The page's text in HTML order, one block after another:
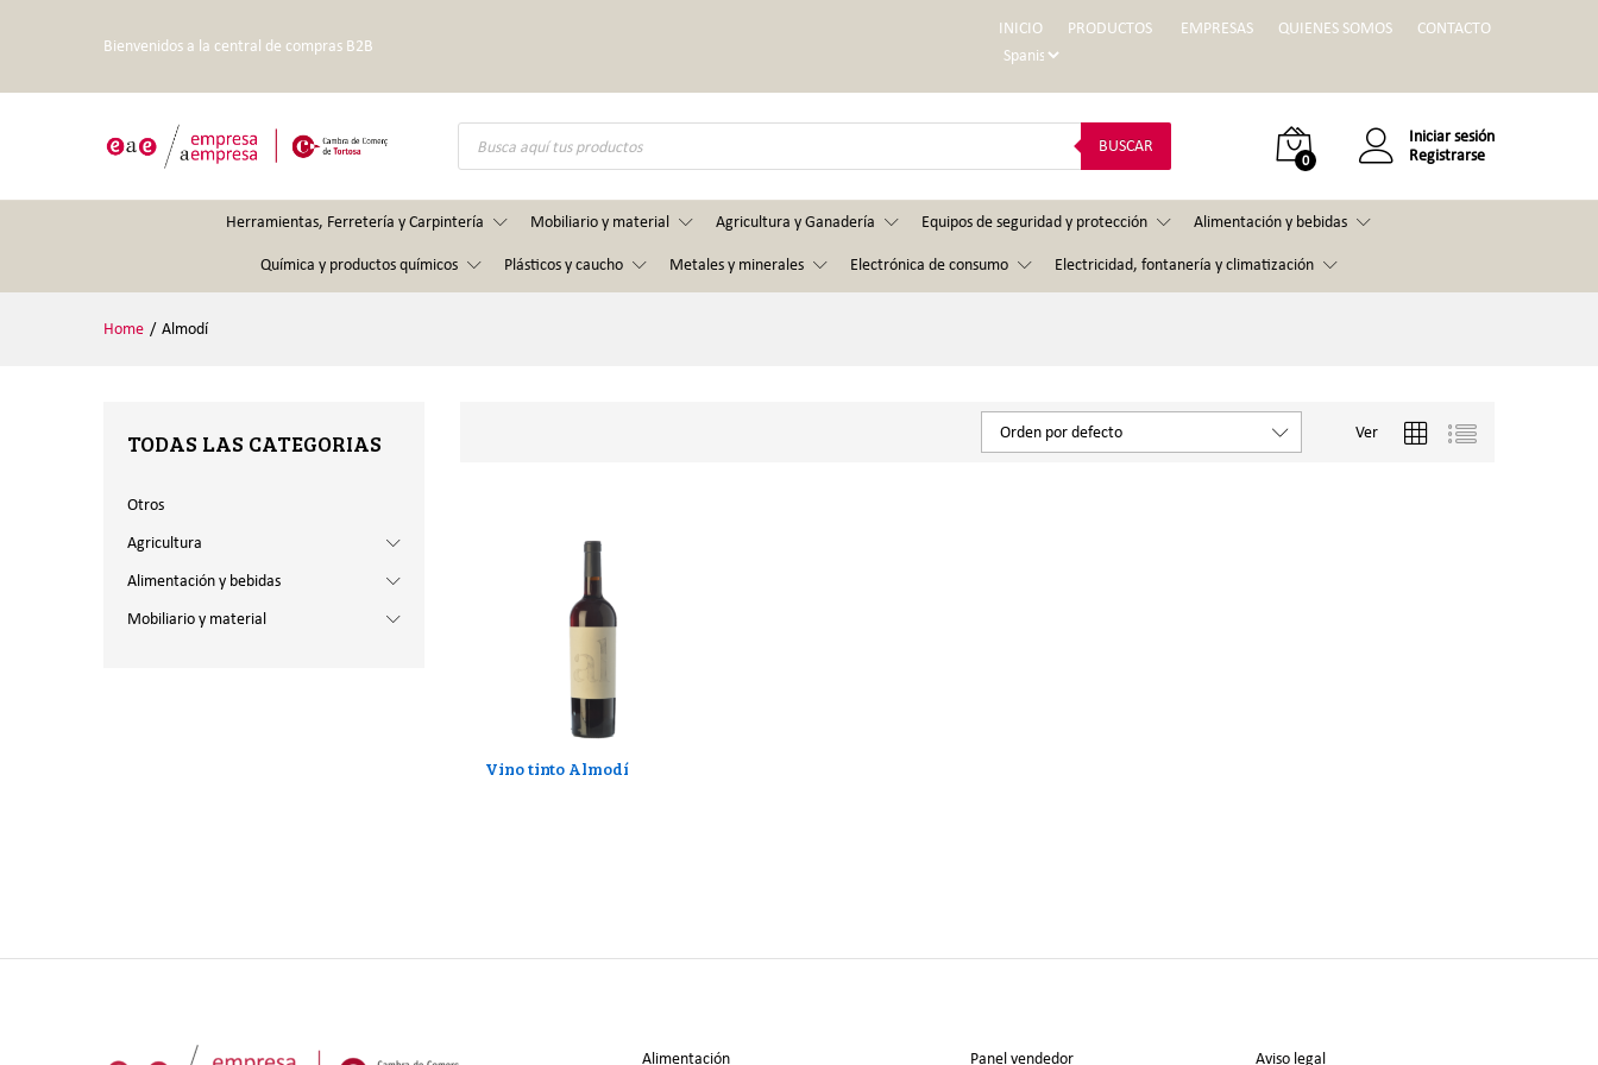
Bienvenidos a la central de compras B2B
INICIO PRODUCTOS EMPRESAS QUIENES SOMOS CONTACTO
Búsqueda
BUSCAR
0
Iniciar sesión
Registrarse
Herramientas, Ferretería y Carpintería Mobiliario y material Agricultura y Ganadería Equipos de seguridad y protección Alimentación y bebidas
Química y productos químicos Plásticos y caucho Metales y minerales Electrónica de consumo Electricidad, fontanería y climatización
Home / Almodí
Ver
Orden por defecto
Vino tinto Almodí
TODAS LAS CATEGORIAS
Otros
Agricultura
Alimentación y bebidas
Mobiliario y material
Alimentación Panel vendedor Aviso legal